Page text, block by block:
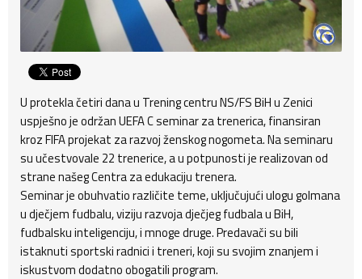
U protekla četiri dana u Trening centru NS/FS BiH u Zenici
uspješno je održan UEFA C seminar za trenerica, finansiran
kroz FIFA projekat za razvoj ženskog nogometa. Na seminaru
su učestvovale 22 trenerice, a u potpunosti je realizovan od
strane našeg Centra za edukaciju trenera.
Seminar je obuhvatio različite teme, uključujući ulogu golmana
u dječjem fudbalu, viziju razvoja dječjeg fudbala u BiH,
fudbalsku inteligenciju, i mnoge druge. Predavači su bili
istaknuti sportski radnici i treneri, koji su svojim znanjem i
iskustvom dodatno obogatili program.